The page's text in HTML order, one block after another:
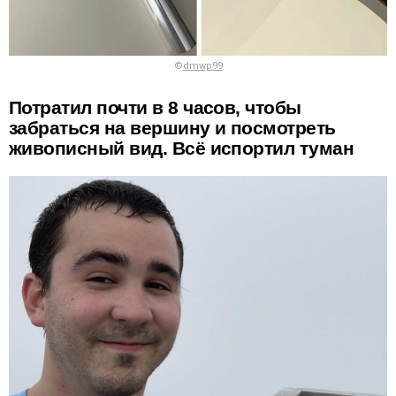
©dmwp99
Потратил почти в 8 часов, чтобы
забраться на вершину и посмотреть
живописный вид. Всё испортил туман